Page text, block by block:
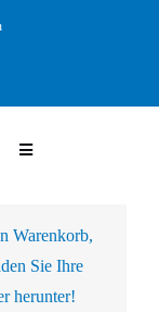
Toggle
Warenkorb,
Sie Ihre
herunter!